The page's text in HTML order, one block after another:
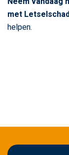
met
helpen.